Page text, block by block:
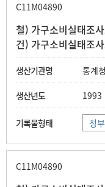
C11M04890
철) 가구소비실태조
건) 가구소비실태조
통계청
1993
정
C11M04890